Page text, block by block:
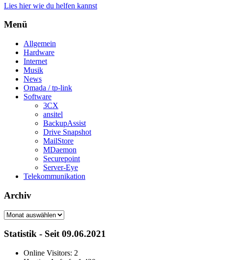
Lies hier wie du helfen kannst
Menü
Allgemein
Hardware
Internet
Musik
News
Omada / tp-link
Software
3CX
ansitel
BackupAssist
Drive Snapshot
MailStore
MDaemon
Securepoint
Server-Eye
Telekommunikation
Archiv
Archiv
Statistik - Seit 09.06.2021
Online Visitors: 2